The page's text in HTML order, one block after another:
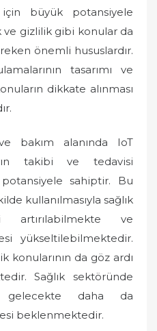
büyük potansiyele
ve gizlilik gibi konular da
önemli hususlardır.
tasarımı ve
dikkate alınması
bakım alanında IoT
takibi ve tedavisi
sahiptir. Bu
kullanılmasıyla sağlık
artırılabilmekte ve
yükseltilebilmektedir.
konularının da göz ardı
Sağlık sektöründe
gelecekte daha da
beklenmektedir.